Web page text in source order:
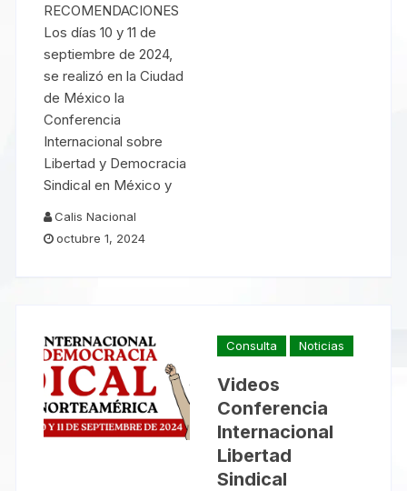
RECOMENDACIONES
Los días 10 y 11 de
septiembre de 2024,
se realizó en la Ciudad
de México la
Conferencia
Internacional sobre
Libertad y Democracia
Sindical en México y
Calis Nacional
octubre 1, 2024
Consulta Noticias
Videos
Conferencia
Internacional
Libertad
Sindical